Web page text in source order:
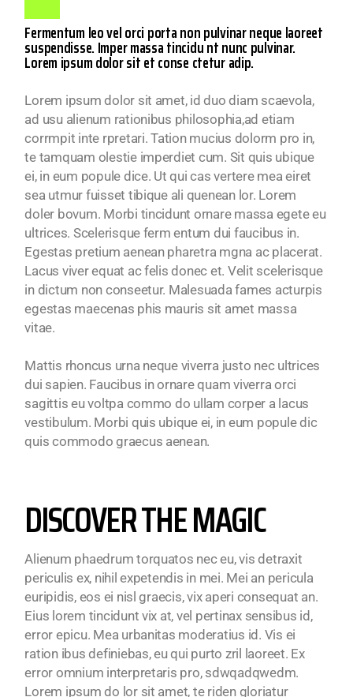
Fermentum leo vel orci porta non pulvinar neque laoreet
suspendisse. Imper massa tincidu nt nunc pulvinar.
Lorem ipsum dolor sit et conse ctetur adip.
Lorem ipsum dolor sit amet, id duo diam scaevola,
ad usu alienum rationibus philosophia,ad etiam
corrmpit inte rpretari. Tation mucius dolorm pro in,
te tamquam olestie imperdiet cum. Sit quis ubique
ei, in eum popule dice. Ut qui cas vertere mea eiret
sea utmur fuisset tibique ali quenean lor. Lorem
doler bovum. Morbi tincidunt ornare massa egete eu
ultrices. Scelerisque ferm entum dui faucibus in.
Egestas pretium aenean pharetra mgna ac placerat.
Lacus viver equat ac felis donec et. Velit scelerisque
in dictum non conseetur. Malesuada fames acturpis
egestas maecenas phis mauris sit amet massa
vitae.
Mattis rhoncus urna neque viverra justo nec ultrices
dui sapien. Faucibus in ornare quam viverra orci
sagittis eu voltpa commo do ullam corper a lacus
vestibulum. Morbi quis ubique ei, in eum popule dic
quis commodo graecus aenean.
DISCOVER THE MAGIC
Alienum phaedrum torquatos nec eu, vis detraxit
periculis ex, nihil expetendis in mei. Mei an pericula
euripidis, eos ei nisl graecis, vix aperi consequat an.
Eius lorem tincidunt vix at, vel pertinax sensibus id,
error epicu. Mea urbanitas moderatius id. Vis ei
ration ibus definiebas, eu qui purto zril laoreet. Ex
error omnium interpretaris pro, sdwqadqwedm.
Lorem ipsum do lor sit amet, te riden gloriatur